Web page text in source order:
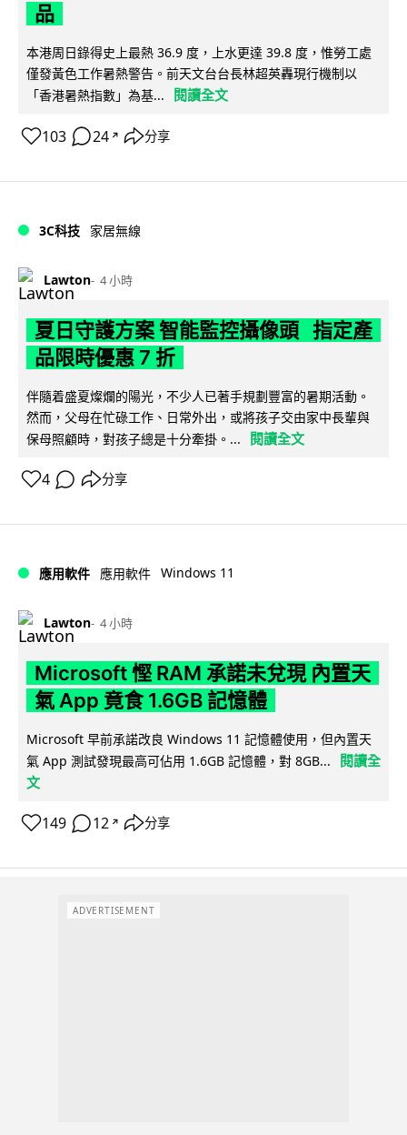
品
本港周日錄得史上最熱 36.9 度，上水更達 39.8 度，惟勞工處
僅發黃色工作暑熱警告。前天文台台長林超英轟現行機制以
「香港暑熱指數」為基...
閱讀全文
103 24 ↗ 分享
3C科技 家居無線
Lawton 4 小時
夏日守護方案 智能監控攝像頭 指定產
品限時優惠 7 折
伴隨着盛夏燦爛的陽光，不少人已著手規劃豐富的暑期活動。
然而，父母在忙碌工作、日常外出，或將孩子交由家中長輩與
保母照顧時，對孩子總是十分牽掛。...
閱讀全文
4 分享
應用軟件 應用軟件 Windows 11
Lawton 4 小時
Microsoft 慳 RAM 承諾未兌現 內置天
氣 App 竟食 1.6GB 記憶體
Microsoft 早前承諾改良 Windows 11 記憶體使用，但內置天
氣 App 測試發現最高可佔用 1.6GB 記憶體，對 8GB...
閱讀全
文
149 12 ↗ 分享
ADVERTISEMENT